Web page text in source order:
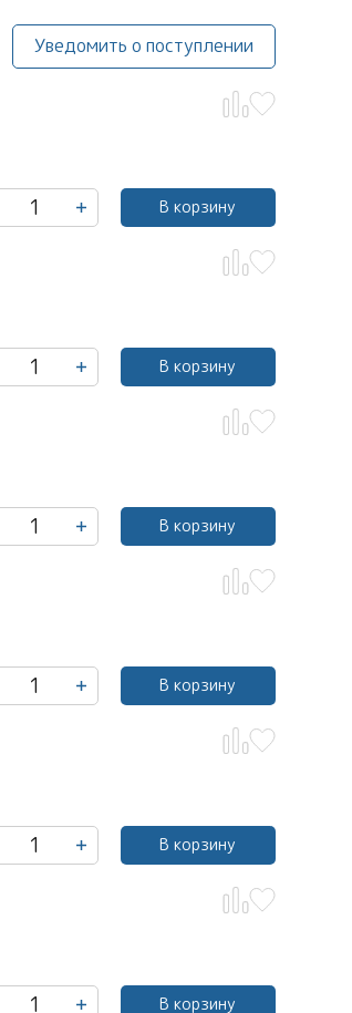
Уведомить о поступлении
В корзину
В корзину
В корзину
В корзину
В корзину
В корзину